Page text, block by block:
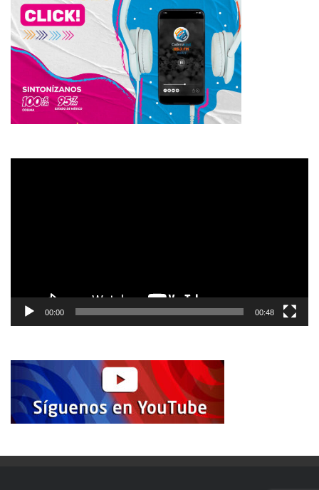
00:00 00:48